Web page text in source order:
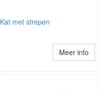
Kat met strepen
Meer info